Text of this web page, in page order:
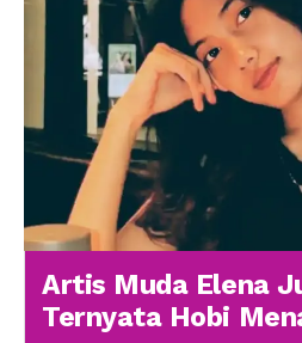
Artis Muda Elena
Ternyata Hobi